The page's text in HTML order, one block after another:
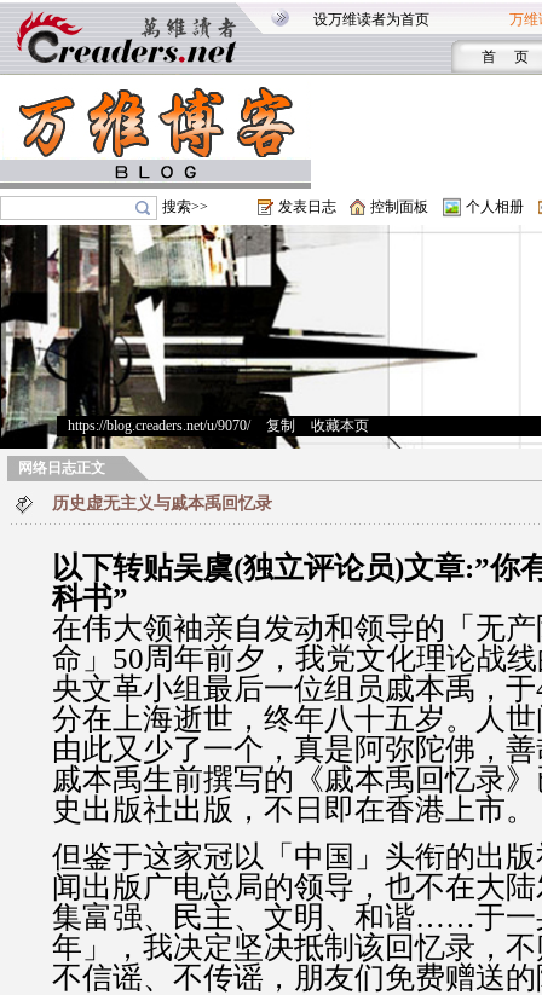
设万维读者为首页 万维
首 页
搜索>> 发表日志 控制面板 个人相册
https://blog.creaders.net/u/9070/> 复制 收藏本页
网络日志正文
历史虚无主义与戚本禹回忆录
以下转贴吴虞(独立评论员)文章:”
科书”
在伟大领袖亲自发动和领导的「无
命」50周年前夕，我党文化理论战
央文革小组最后一位组员戚本禹，
分在上海逝世，终年八十五岁。人
由此又少了一个，真是阿弥陀佛，
戚本禹生前撰写的《戚本禹回忆录
史出版社出版，不日即在香港上市。
但鉴于这家冠以「中国」头衔的出
闻出版广电总局的领导，也不在大
集富强、民主、文明、和谐……于一
年」，我决定坚决抵制该回忆录，
不信谣、不传谣，朋友们免费赠送